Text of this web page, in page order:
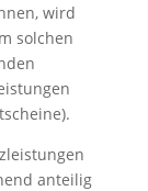
wird
solchen
anteilig